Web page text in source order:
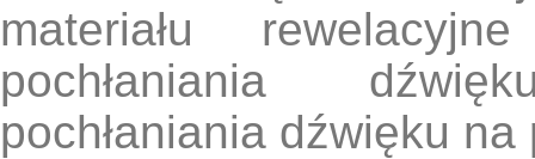
materiału
pochłaniania
pochłaniania dźwięku